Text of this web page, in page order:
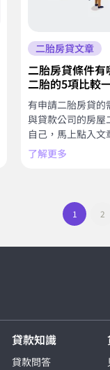
二胎房貸文章
二胎房貸條件
二胎的5項比較
有申請二胎房貸的
與貸款公司的房屋
自己，馬上點入文
了解更多
1 2
貸款知識
貸款問答